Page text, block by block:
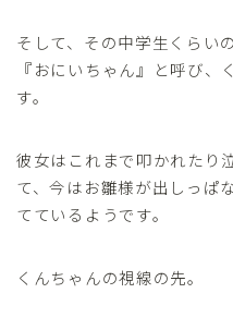
そして、その中学生くらい
『おにいちゃん』と呼び
す。
彼女はこれまで叩かれたり
て、今はお雛様が出しっぱ
てているようです。
くんちゃんの視線の先。